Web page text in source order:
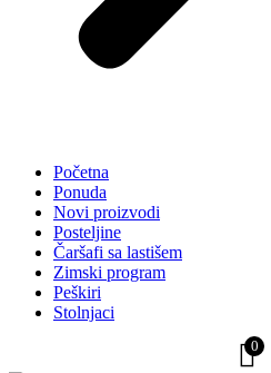
Početna
Ponuda
Novi proizvodi
Posteljine
Čaršafi sa lastišem
Zimski program
Peškiri
Stolnjaci
0